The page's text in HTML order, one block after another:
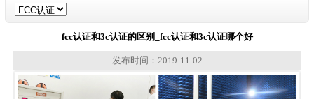
fcc认证和3c认证的区别_fcc认证和3c认证哪个好
发布时间：2019-11-02